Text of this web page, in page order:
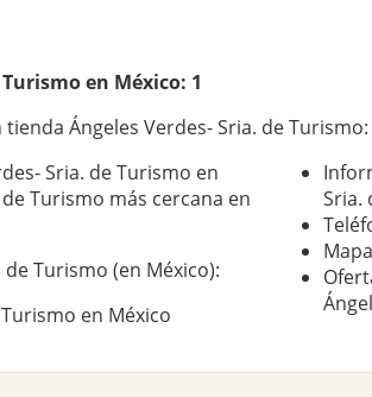
Turismoen México: 1
Ángeles Verdes- Sria. de Turismo:
Sria. de Turismo en
Turismo más cercana en
Turismo (en México):
en México
Sria.